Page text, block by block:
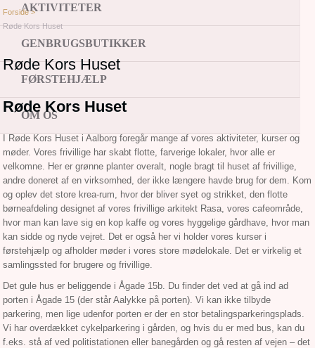
AKTIVITETER
GENBRUGSBUTIKKER
FØRSTEHJÆLP
OM OS
Forside >
Røde Kors Huset
Røde Kors Huset
Røde Kors Huset
I Røde Kors Huset i Aalborg foregår mange af vores aktiviteter, kurser og
møder. Vores frivillige har skabt flotte, farverige lokaler, hvor alle er
velkomne. Her er grønne planter overalt, nogle bragt til huset af frivillige,
andre doneret af en virksomhed, der ikke længere havde brug for dem. Kom
og oplev det store krea-rum, hvor der bliver syet og strikket, den flotte
børneafdeling designet af vores frivillige arkitekt Rasa, vores cafeområde,
hvor man kan lave sig en kop kaffe og vores hyggelige gårdhave, hvor man
kan sidde og nyde vejret. Det er også her vi holder vores kurser i
førstehjælp og afholder møder i vores store mødelokale. Det er virkelig et
samlingssted for brugere og frivillige.
Det gule hus er beliggende i Ågade 15b. Du finder det ved at gå ind ad
porten i Ågade 15 (der står Aalykke på porten). Vi kan ikke tilbyde
parkering, men lige udenfor porten er der en stor betalingsparkeringsplads.
Vi har overdækket cykelparkering i gården, og hvis du er med bus, kan du
f.eks. stå af ved politistationen eller banegården og gå resten af vejen – det